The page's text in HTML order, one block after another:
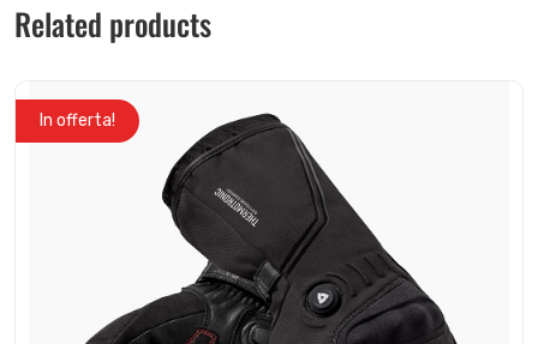
Related products
In offerta!